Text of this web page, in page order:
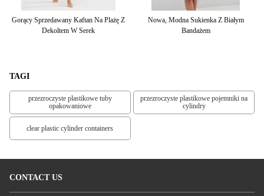
Gorący Sprzedawany Kaftan Na Plażę Z
Dekoltem W Serek
Nowa, Modna Sukienka Z Białym
Bandażem
TAGI
przezroczyste plastikowe tuby
opakowaniowe
przezroczyste plastikowe pojemniki na
cylindry
clear plastic cylinder containers
CONTACT US